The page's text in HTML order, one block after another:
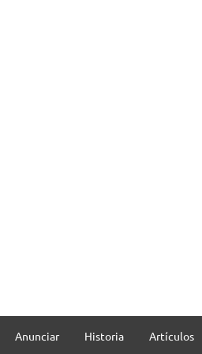
Anunciar Historia Artículos